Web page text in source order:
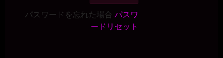
パスワードを忘れた場合パスワ
ードリセット
2026年7月18日 - 21:07
あうう。。今でも毎日マッチングアプリで男性とホテルに行ってる